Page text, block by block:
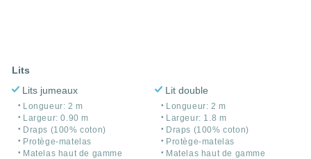
Lits
Lits jumeaux
Longueur: 2 m
Largeur: 0.90 m
Draps (100% coton)
Protège-matelas
Matelas haut de gamme
Lit double
Longueur: 2 m
Largeur: 1.8 m
Draps (100% coton)
Protège-matelas
Matelas haut de gamme